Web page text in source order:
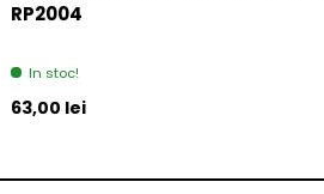
RP2004
In stoc!
Pret initial
63,00 lei